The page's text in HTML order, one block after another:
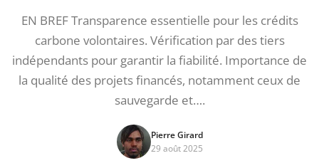
EN BREF Transparence essentielle pour les crédits
carbone volontaires. Vérification par des tiers
indépendants pour garantir la fiabilité. Importance de
la qualité des projets financés, notamment ceux de
sauvegarde et….
Pierre Girard
29 août 2025